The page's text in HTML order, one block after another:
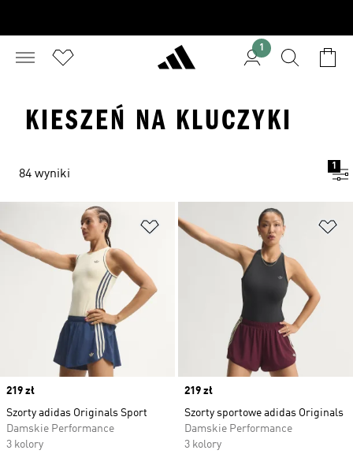
1
KIESZEŃ NA KLUCZYKI
84 wyniki
1
Dodaj do listy życzeń
Price
219 zł
Szorty adidas Originals Sport
Damskie Performance
3 kolory
Price
219 zł
Szorty sportowe adidas Originals
Damskie Performance
3 kolory